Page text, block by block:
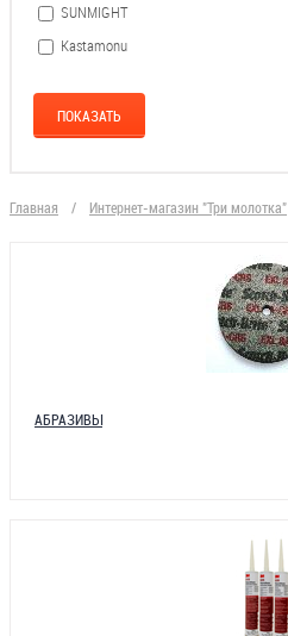
SUNMIGHT
Kastamonu
Главная / Интернет-магазин "Три молотка"
АБРАЗИВЫ